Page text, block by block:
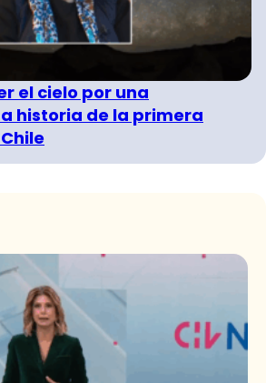
el cielo por una
historia de la primera